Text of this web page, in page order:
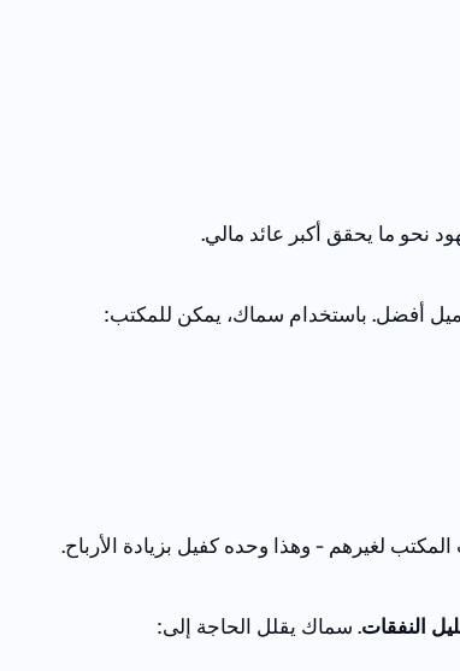
نحو ما يحقق أكبر عائد مالي.
أفضل. باستخدام سماك، يمكن للمكتب:
المكتب لغيرهم - وهذا وحده كفيل بزيادة الأرباح.
النفقات. سماك يقلل الحاجة إلى: